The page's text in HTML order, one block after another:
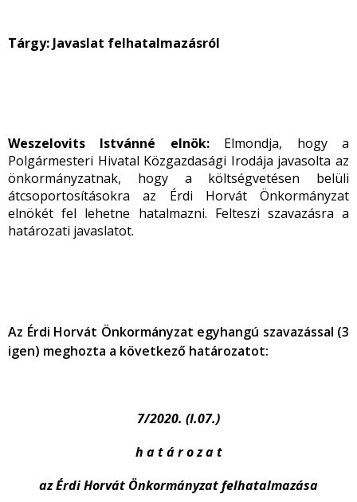
Tárgy: Javaslat felhatalmazásról
Weszelovits Istvánné elnök:Elmondja, hogy a
Polgármesteri Hivatal Közgazdasági Irodája javasolta az
önkormányzatnak, hogy a költségvetésen belüli
átcsoportosításokra az Érdi Horvát Önkormányzat
elnökét fel lehetne hatalmazni. Felteszi szavazásra a
határozati javaslatot.
Az Érdi Horvát Önkormányzat egyhangú szavazással (3
igen) meghozta a következő határozatot:
7/2020. (I.07.)
h a t á r o z a t
az Érdi Horvát Önkormányzat felhatalmazása